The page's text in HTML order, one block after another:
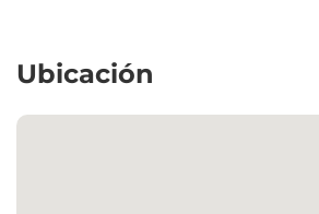
Ubicación